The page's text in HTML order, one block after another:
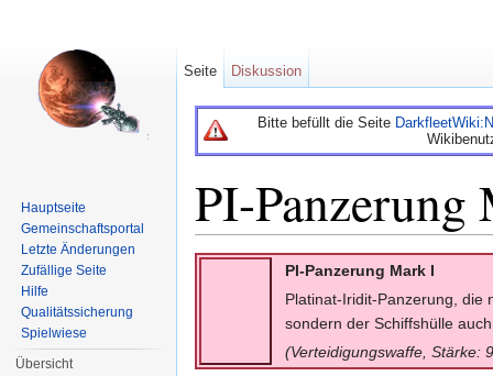
Bitte befüllt die Seite
PI-Panzerung
PI-Panzerung Mark I
Platinat-Iridit-Panzerung, die
sondern der Schiffshülle
(Verteidigungswaffe, Stärke:
Seite Diskussion
Hauptseite
Gemeinschaftsportal
Letzte Änderungen
Zufällige Seite
Hilfe
Qualitätssicherung
Spielwiese
Übersicht